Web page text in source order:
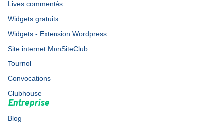
Lives commentés
Widgets gratuits
Widgets - Extension Wordpress
Site internet MonSiteClub
Tournoi
Convocations
Clubhouse
Entreprise
Blog